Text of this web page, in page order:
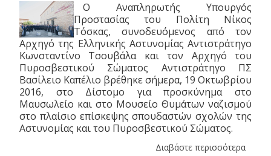
Ο Αναπληρωτής Υπουργός
Προστασίας του Πολίτη Νίκος
Τόσκας, συνοδευόμενος από τον
Αρχηγό της Ελληνικής Αστυνομίας Αντιστράτηγο
Κωνσταντίνο Τσουβάλα και τον Αρχηγό του
Πυροσβεστικού Σώματος Αντιστράτηγο ΠΣ
Βασίλειο Καπέλιο βρέθηκε σήμερα, 19 Οκτωβρίου
2016, στο Δίστομο για προσκύνημα στο
Μαυσωλείο και στο Μουσείο Θυμάτων ναζισμού
στο πλαίσιο επίσκεψης σπουδαστών σχολών της
Αστυνομίας και του Πυροσβεστικού Σώματος.
Διαβάστε περισσότερα